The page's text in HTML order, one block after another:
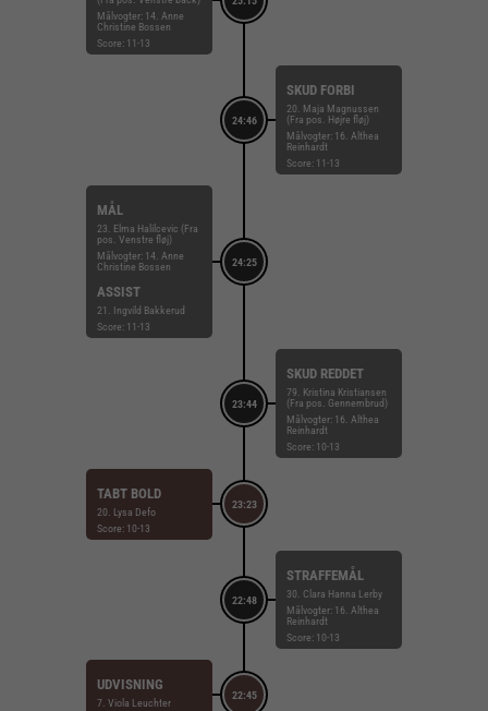
Målvogter: 14. Anne
Christine Bossen
Score: 11-13
24:46
SKUD FORBI
20. Maja Magnussen
(Fra pos. Højre fløj)
Målvogter: 16. Althea
Reinhardt
Score: 11-13
24:25
MÅL
23. Elma Halilcevic (Fra
pos. Venstre fløj)
Målvogter: 14. Anne
Christine Bossen
ASSIST
21. Ingvild Bakkerud
Score: 11-13
23:44
SKUD REDDET
79. Kristina Kristiansen
(Fra pos. Gennembrud)
Målvogter: 16. Althea
Reinhardt
Score: 10-13
23:23
TABT BOLD
20. Lysa Defo
Score: 10-13
22:48
STRAFFEMÅL
30. Clara Hanna Lerby
Målvogter: 16. Althea
Reinhardt
Score: 10-13
22:45
UDVISNING
7. Viola Leuchter